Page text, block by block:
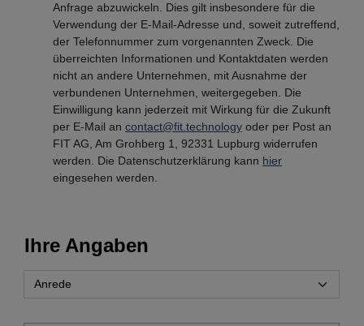
Anfrage abzuwickeln. Dies gilt insbesondere für die
Verwendung der E-Mail-Adresse und, soweit zutreffend,
der Telefonnummer zum vorgenannten Zweck. Die
überreichten Informationen und Kontaktdaten werden
nicht an andere Unternehmen, mit Ausnahme der
verbundenen Unternehmen, weitergegeben. Die
Einwilligung kann jederzeit mit Wirkung für die Zukunft
per E-Mail an contact@fit.technology oder per Post an
FIT AG, Am Grohberg 1, 92331 Lupburg widerrufen
werden. Die Datenschutzerklärung kann hier
eingesehen werden.
Ihre Angaben